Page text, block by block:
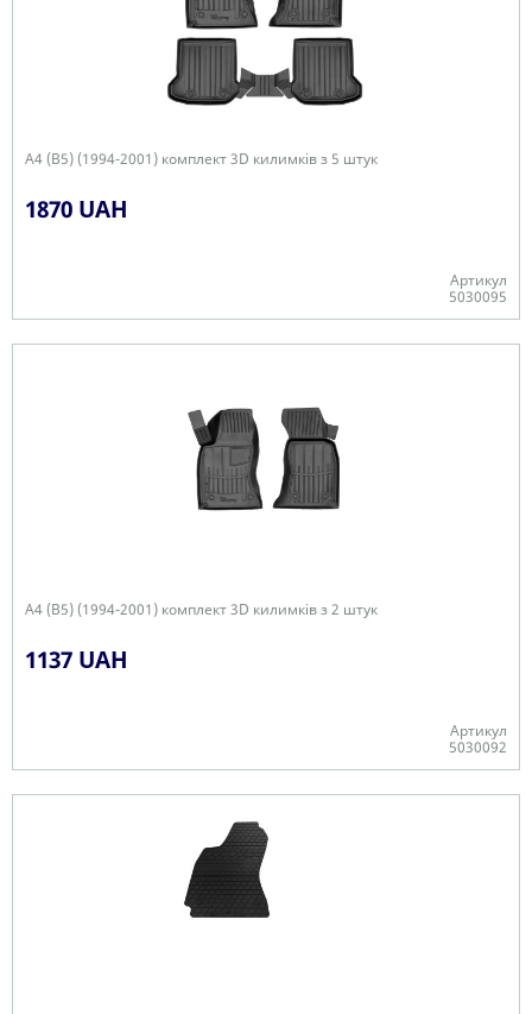
A4 (B5) (1994-2001) комплект 3D килимків з 5 штук
1870 UAH
Артикул
5030095
A4 (B5) (1994-2001) комплект 3D килимків з 2 штук
1137 UAH
Артикул
5030092